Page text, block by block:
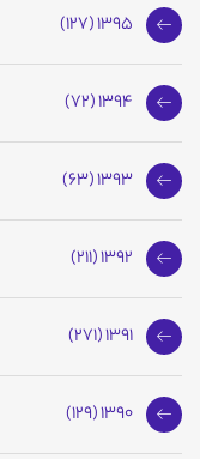
1395 (127)
1394 (72)
1393 (63)
1392 (211)
1391 (271)
1390 (129)